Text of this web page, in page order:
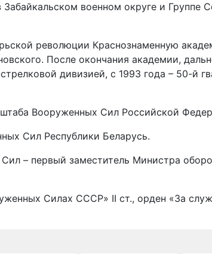
военном округе и Группе
революции Краснознаменную
После окончания академии,
дивизией, с 1993 года – 50-й
Вооруженных Сил Российской
Сил Республики Беларусь.
– первый заместитель Министра
Силах СССР» II ст., орден «За